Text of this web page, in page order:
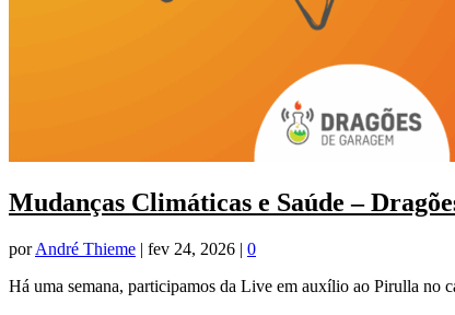
Mudanças Climáticas e Saúde –
porAndré Thieme | fev 24, 2026 | 0
Há uma semana, participamos da Live em auxílio ao Pirulla no